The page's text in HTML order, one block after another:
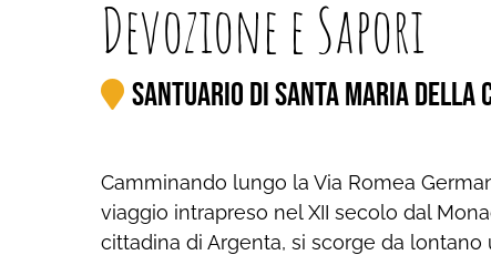
Devozione e Sapori
Santuario di Santa Maria della
Camminando lungo la Via Romea
viaggio intrapreso nel XII secolo dal
cittadina di Argenta, si scorge da